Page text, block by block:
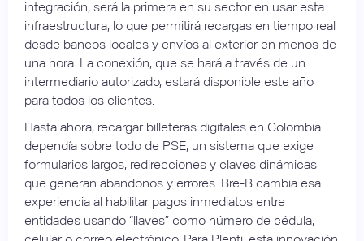
integración, será la primera en su sector en usar esta
infraestructura, lo que permitirá recargas en tiempo real
desde bancos locales y envíos al exterior en menos de
una hora. La conexión, que se hará a través de un
intermediario autorizado, estará disponible este año
para todos los clientes.
Hasta ahora, recargar billeteras digitales en Colombia
dependía sobre todo de PSE, un sistema que exige
formularios largos, redirecciones y claves dinámicas
que generan abandonos y errores. Bre-B cambia esa
experiencia al habilitar pagos inmediatos entre
entidades usando “llaves” como número de cédula,